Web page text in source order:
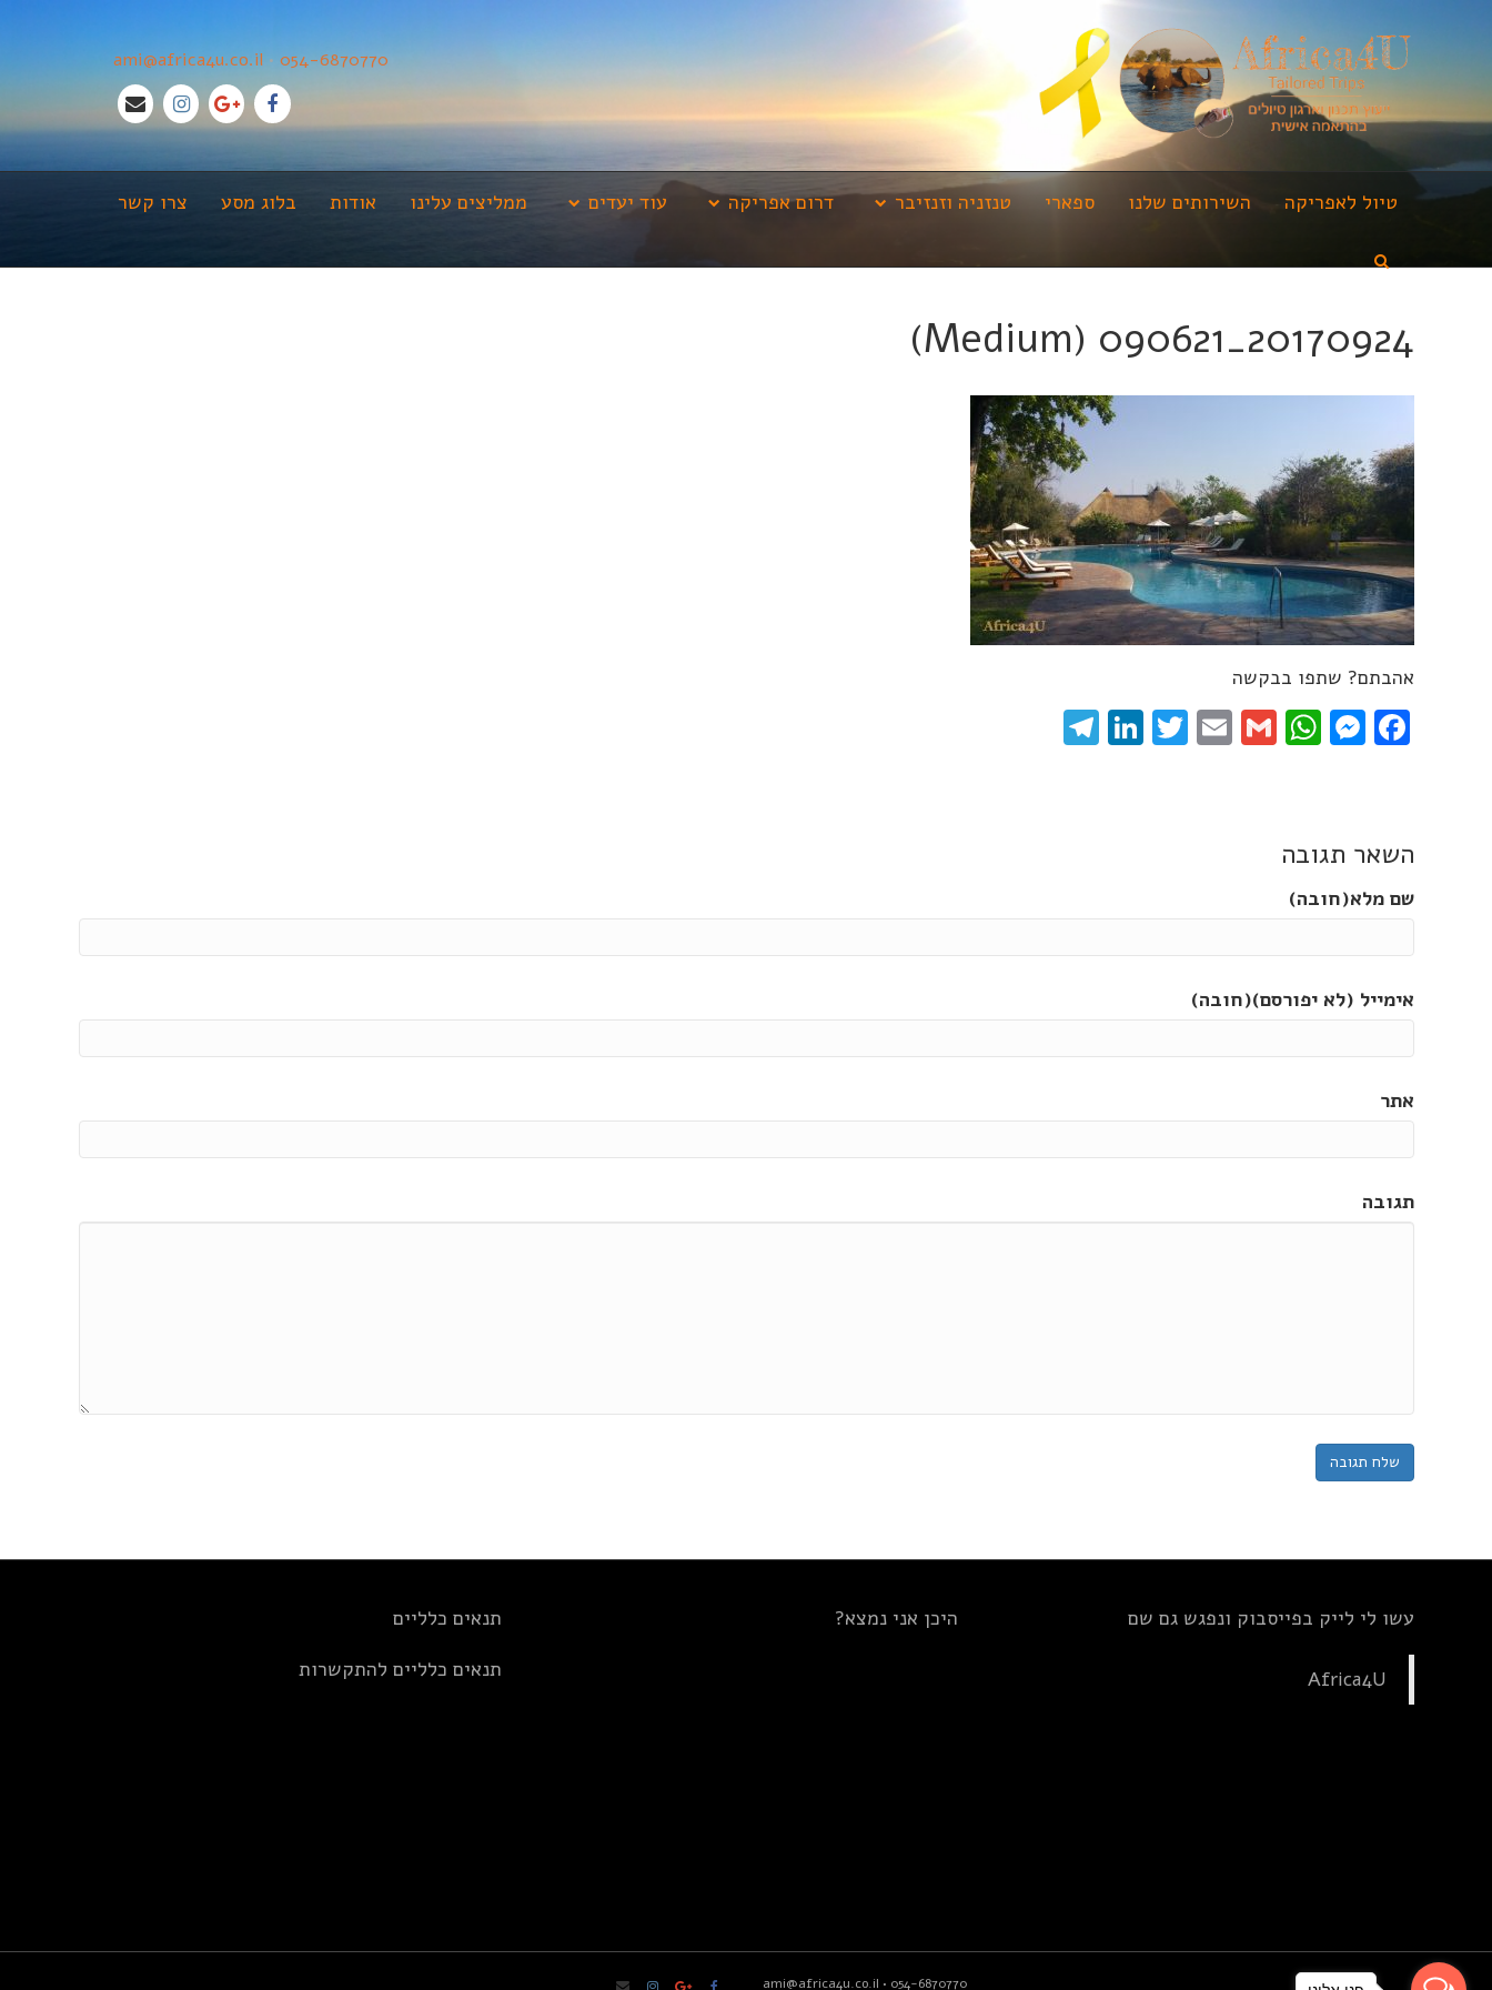
054-6870770
•
ami@africa4u.co.il
טיול לאפריקה השירותים שלנו ספארי טנזניה וזנזיבר דרום אפריקה עוד יעדים ממליצים עלינו אודות בלוג מסע צרו קשר
20170924_090621 (Medium)
אהבתם? שתפו בבקשה
Facebook
Messenger
WhatsApp
Gmail
Email
Twitter
LinkedIn
השאר תגובה
שם מלא(חובה)
אימייל (לא יפורסם)(חובה)
אתר
תגובה
עשו לי לייק בפייסבוק ונפגש גם שם
Africa4U
היכן אני נמצא?
תנאים כלליים
תנאים כלליים להתקשרות
054-6870770
•
ami@africa4u.co.il